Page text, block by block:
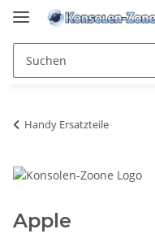
Handy Ersatzteile
Apple